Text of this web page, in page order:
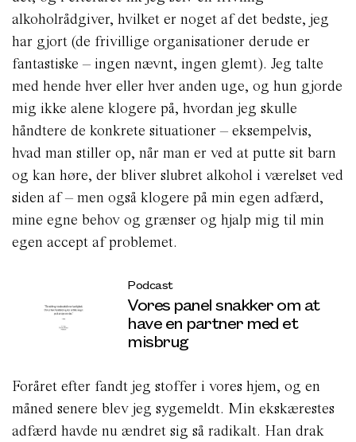
alkoholrådgiver, hvilket er noget af det bedste, jeg
har gjort (de frivillige organisationer derude er
fantastiske – ingen nævnt, ingen glemt). Jeg talte
med hende hver eller hver anden uge, og hun gjorde
mig ikke alene klogere på, hvordan jeg skulle
håndtere de konkrete situationer – eksempelvis,
hvad man stiller op, når man er ved at putte sit barn
og kan høre, der bliver slubret alkohol i værelset ved
siden af – men også klogere på min egen adfærd,
mine egne behov og grænser og hjalp mig til min
egen accept af problemet.
Podcast
Vores panel snakker om at
have en partner med et
misbrug
Foråret efter fandt jeg stoffer i vores hjem, og en
måned senere blev jeg sygemeldt. Min ekskærestes
adfærd havde nu ændret sig så radikalt. Han drak